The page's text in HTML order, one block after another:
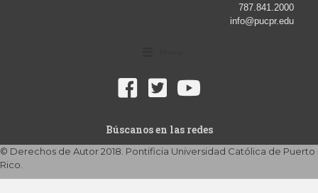
787.841.2000
info@pucpr.edu
Búscanos en las redes
© Derechos de Autor 2018. Pontificia Universidad Católica de Puerto
Rico.